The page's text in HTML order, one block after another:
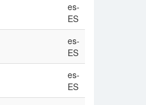
es-
ES
es-
ES
es-
ES